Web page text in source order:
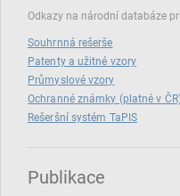
Odkazy na národní databáze
Souhrnná rešerše
Patenty a užitné vzory
Průmyslové vzory
Ochranné známky (platné v
Rešeršní systém TaPIS
Publikace